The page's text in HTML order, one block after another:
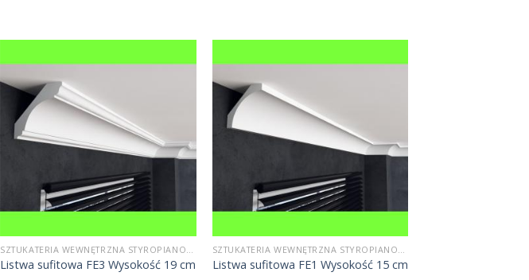
SZTUKATERIA WEWNĘTRZNA STYROPIANOWA
Listwa sufitowa FE3 Wysokość 19 cm
SZTUKATERIA WEWNĘTRZNA STYROPIANOWA
Listwa sufitowa FE1 Wysokość 15 cm